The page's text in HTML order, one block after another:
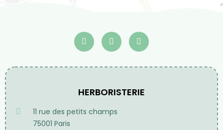
HERBORISTERIE
11 rue des petits champs
75001 Paris